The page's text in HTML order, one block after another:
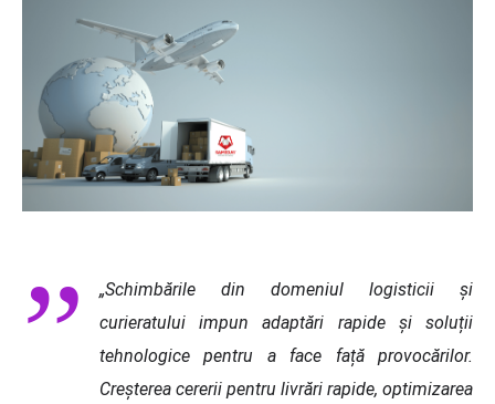
„Schimbările din domeniul logisticii și
curieratului impun adaptări rapide și soluții
tehnologice pentru a face față provocărilor.
Creșterea cererii pentru livrări rapide, optimizarea